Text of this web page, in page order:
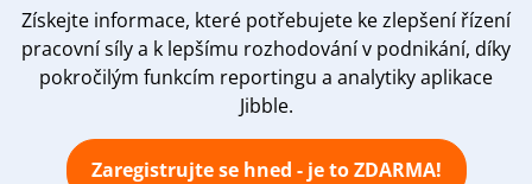
Získejte informace, které potřebujete ke zlepšení řízení
pracovní síly a k lepšímu rozhodování v podnikání, díky
pokročilým funkcím reportingu a analytiky aplikace
Jibble.
Zaregistrujte se hned - je to ZDARMA!